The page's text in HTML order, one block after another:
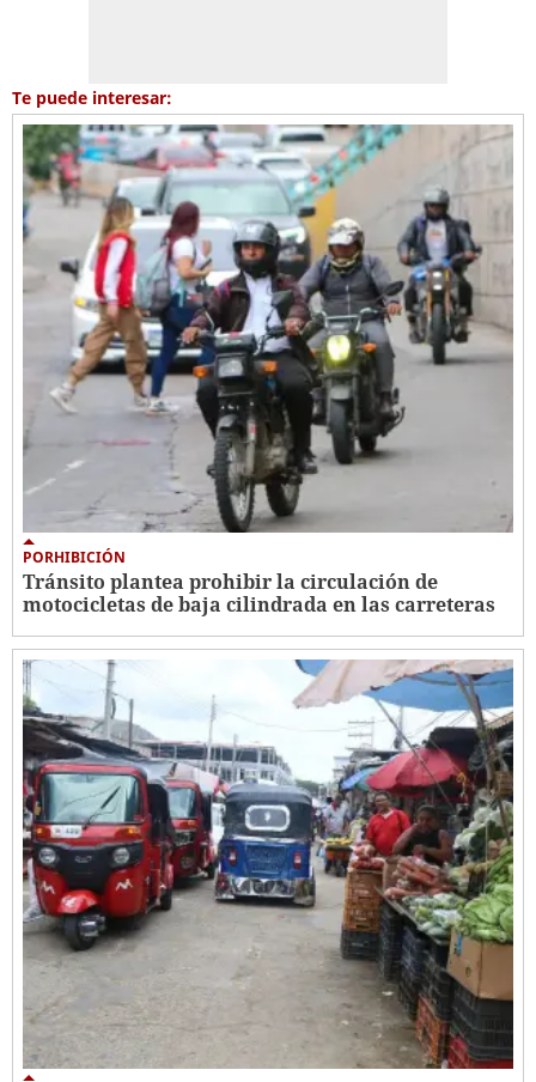
Te puede interesar:
PORHIBICIÓN
Tránsito plantea prohibir la circulación de
motocicletas de baja cilindrada en las carreteras